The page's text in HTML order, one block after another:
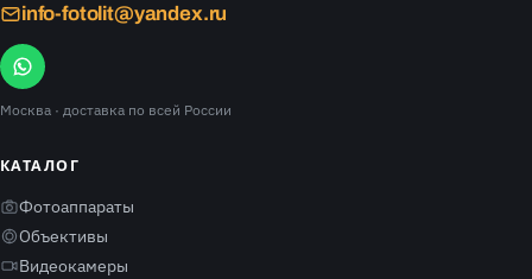
info-fotolit@yandex.ru
Москва · доставка по всей России
КАТАЛОГ
Фотоаппараты
Объективы
Видеокамеры